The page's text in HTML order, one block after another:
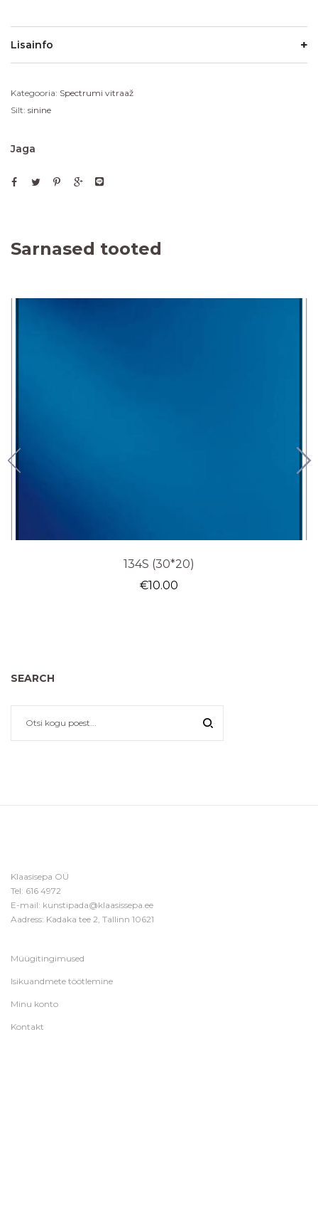
Lisainfo
Kategooria: Spectrumi vitraaž
Silt: sinine
Jaga
Sarnased tooted
134S (30*20)
€10.00
SEARCH
Klaasisepa OÜ
Tel: 616 4972
E-mail: kunstipada@klaasissepa.ee
Aadress: Kadaka tee 2, Tallinn 10621
Müügitingimused
Isikuandmete töötlemine
Minu konto
Kontakt